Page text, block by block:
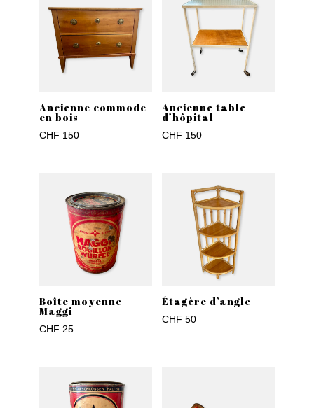
Ancienne commode
en bois
CHF 150
Ancienne table
d’hôpital
CHF 150
Boîte moyenne
Maggi
CHF 25
Étagère d’angle
CHF 50